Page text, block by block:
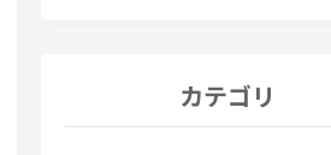
カテゴリ